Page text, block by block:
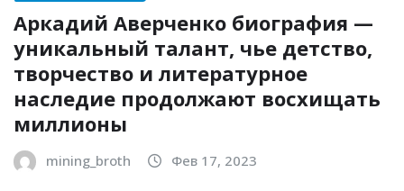
Аркадий Аверченко биография —
уникальный талант, чье детство,
творчество и литературное
наследие продолжают восхищать
миллионы
mining_broth Фев 17, 2023